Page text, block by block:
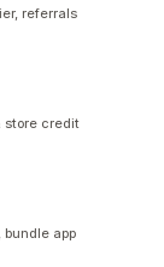
referrals
store credit
bundle app